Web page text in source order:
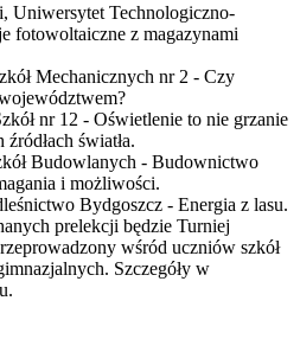
Uniwersytet Technologiczno-
fotowoltaiczne z magazynami
Mechanicznych nr 2 - Czy
nr 12 - Oświetlenie to nie grzanie
światła.
Budowlanych - Budownictwo
i możliwości.
Bydgoszcz - Energia z lasu.
prelekcji będzie Turniej
wśród uczniów szkół
Szczegóły w